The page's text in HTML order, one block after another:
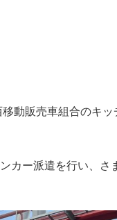
動販売車組合のキッ
カー派遣を行い、さ